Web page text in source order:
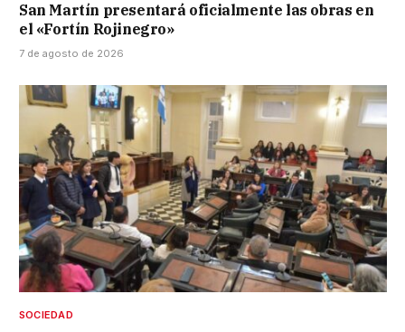
San Martín presentará oficialmente las obras en
el «Fortín Rojinegro»
7 de agosto de 2026
SOCIEDAD